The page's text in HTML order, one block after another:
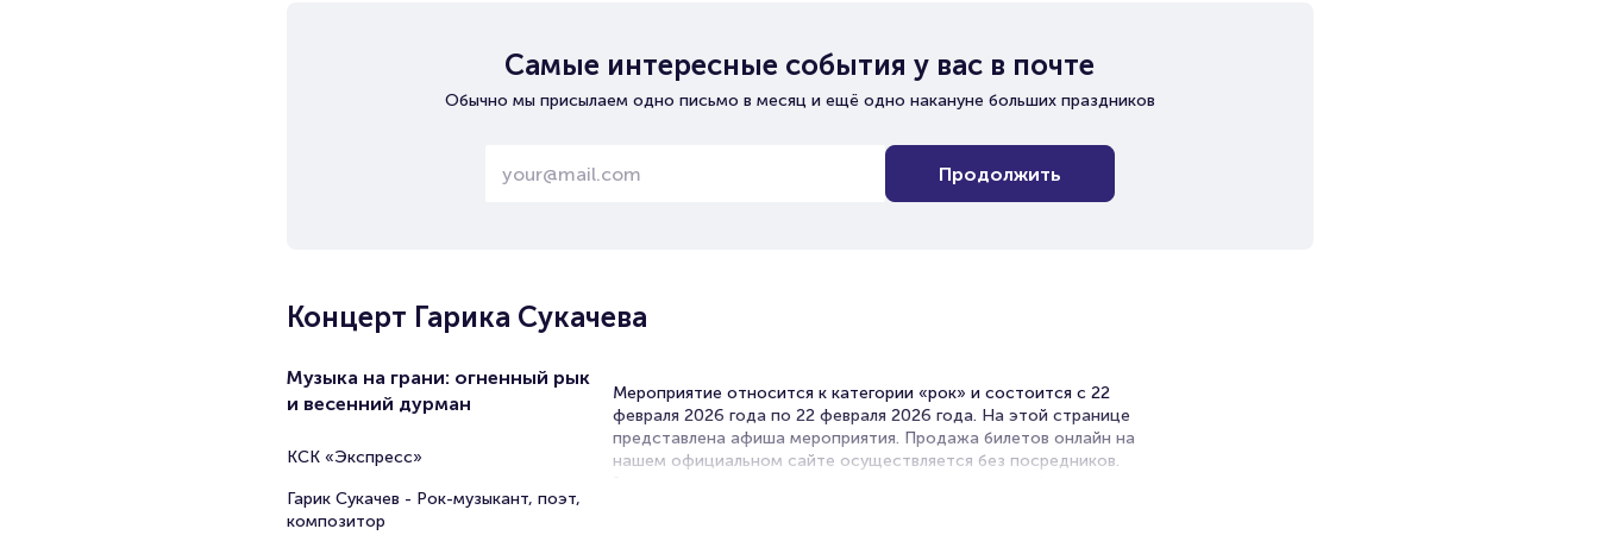
Самые интересные события у вас в почте
Обычно мы присылаем одно письмо в месяц и ещё одно накануне больших праздников
Продолжить
Концерт Гарика Сукачева
Музыка на грани: огненный рык
и весенний дурман
КСК «Экспресс»
Гарик Сукачев - Рок-музыкант, поэт,
композитор
Мероприятие относится к категории «рок» и состоится с 22
февраля 2026 года по 22 февраля 2026 года. На этой странице
представлена афиша мероприятия. Продажа билетов онлайн на
нашем официальном сайте осуществляется без посредников.